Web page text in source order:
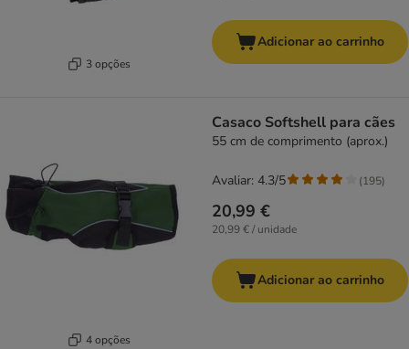
3 opções
Adicionar ao carrinho
4 opções
Casaco Softshell para cães
55 cm de comprimento (aprox.)
20,99 €
20,99 € / unidade
Avaliar: 4.3/5 (195)
Adicionar ao carrinho